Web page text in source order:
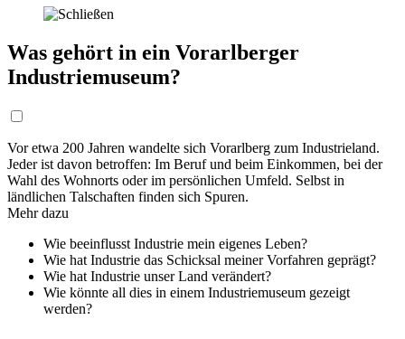
Was gehört in ein Vorarlberger
Industriemuseum?
Vor etwa 200 Jahren wandelte sich Vorarlberg zum Industrieland.
Jeder ist davon betroffen: Im Beruf und beim Einkommen, bei der
Wahl des Wohnorts oder im persönlichen Umfeld. Selbst in
ländlichen Talschaften finden sich Spuren.
Mehr dazu
Wie beeinflusst Industrie mein eigenes Leben?
Wie hat Industrie das Schicksal meiner Vorfahren geprägt?
Wie hat Industrie unser Land verändert?
Wie könnte all dies in einem Industriemuseum gezeigt
werden?